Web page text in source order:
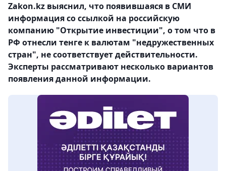
Zakon.kz выяснил, что появившаяся в СМИ
информация со ссылкой на российскую
компанию "Открытие инвестиции", о том что в
РФ отнесли тенге к валютам "недружественных
стран", не соответствует действительности.
Эксперты рассматривают несколько вариантов
появления данной информации.